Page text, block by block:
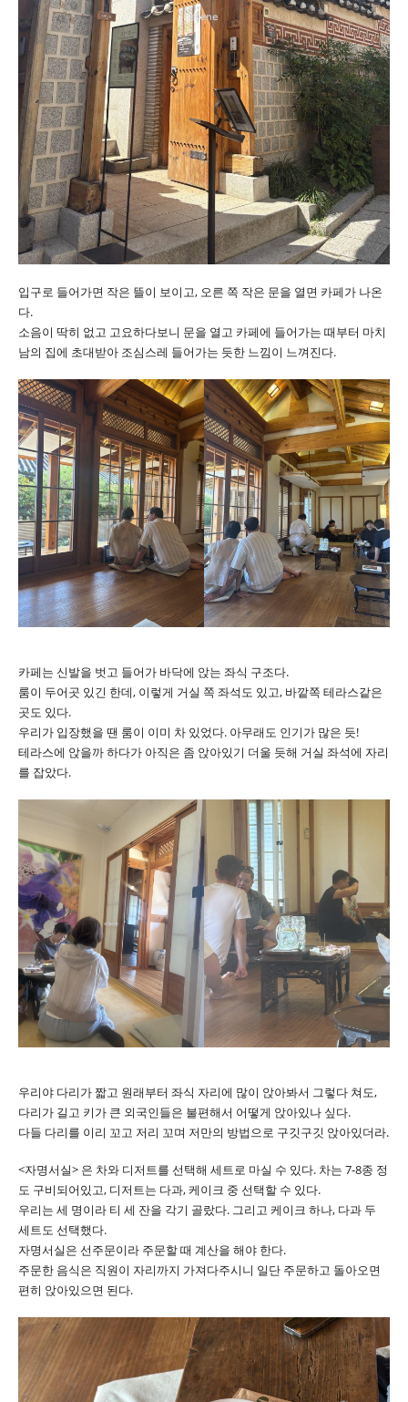
입구로 들어가면 작은 뜰이 보이고, 오른 쪽 작은 문을 열면 카페가 나온
다.
소음이 딱히 없고 고요하다보니 문을 열고 카페에 들어가는 때부터 마치
남의 집에 초대받아 조심스레 들어가는 듯한 느낌이 느껴진다.
카페는 신발을 벗고 들어가 바닥에 앉는 좌식 구조다.
룸이 두어곳 있긴 한데, 이렇게 거실 쪽 좌석도 있고, 바깥쪽 테라스같은
곳도 있다.
우리가 입장했을 땐 룸이 이미 차 있었다. 아무래도 인기가 많은 듯!
테라스에 앉을까 하다가 아직은 좀 앉아있기 더울 듯해 거실 좌석에 자리
를 잡았다.
우리야 다리가 짧고 원래부터 좌식 자리에 많이 앉아봐서 그렇다 쳐도,
다리가 길고 키가 큰 외국인들은 불편해서 어떻게 앉아있나 싶다.
다들 다리를 이리 꼬고 저리 꼬며 저만의 방법으로 구깃구깃 앉아있더라.
<자명서실> 은 차와 디저트를 선택해 세트로 마실 수 있다. 차는 7-8종 정
도 구비되어있고, 디저트는 다과, 케이크 중 선택할 수 있다.
우리는 세 명이라 티 세 잔을 각기 골랐다. 그리고 케이크 하나, 다과 두
세트도 선택했다.
자명서실은 선주문이라 주문할 때 계산을 해야 한다.
주문한 음식은 직원이 자리까지 가져다주시니 일단 주문하고 돌아오면
편히 앉아있으면 된다.